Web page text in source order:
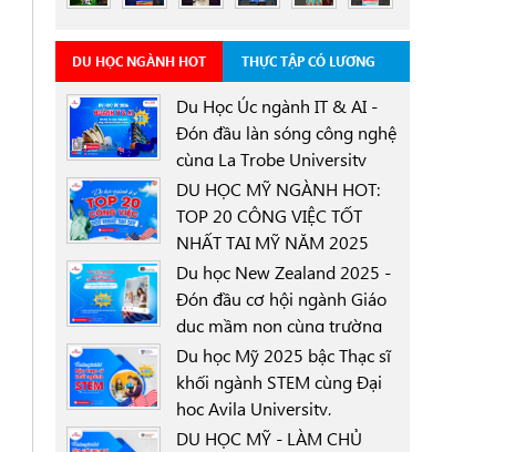
DU HỌC NGÀNH HOT THỰC TẬP CÓ LƯƠNG
Du Học Úc ngành IT & AI -
Đón đầu làn sóng công nghệ
cùng La Trobe University
Sydney Campus với học
bổng 30%
0000-00-00
DU HỌC MỸ NGÀNH HOT:
TOP 20 CÔNG VIỆC TỐT
NHẤT TẠI MỸ NĂM 2025
Du học New Zealand 2025 -
Đón đầu cơ hội ngành Giáo
dục mầm non cùng trường
New Zealand Tertiary
College NZTC
Du học Mỹ 2025 bậc Thạc sĩ
khối ngành STEM cùng Đại
học Avila University,
Goodyear, Arizona
0000-00-00
DU HỌC MỸ - LÀM CHỦ